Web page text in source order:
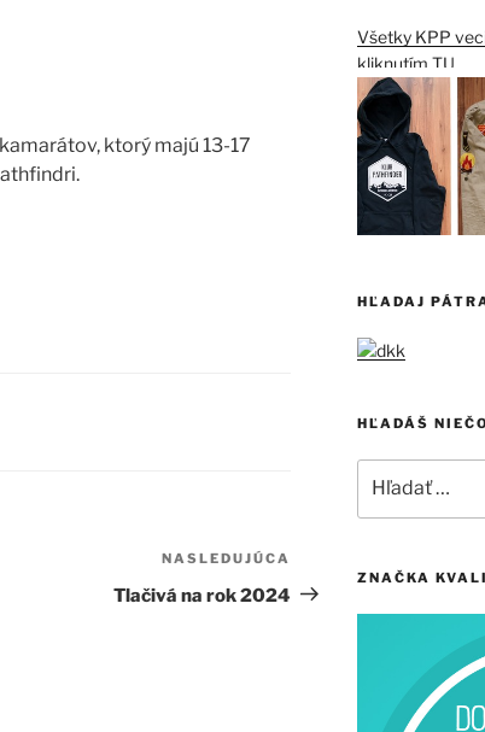
ktorý majú 13-17
článok
NASLEDUJÚCA
Tlačivá na rok 2024
Všetky KPP
kliknutím TU
HĽADAJ
HĽADÁŠ
ZNAČKA